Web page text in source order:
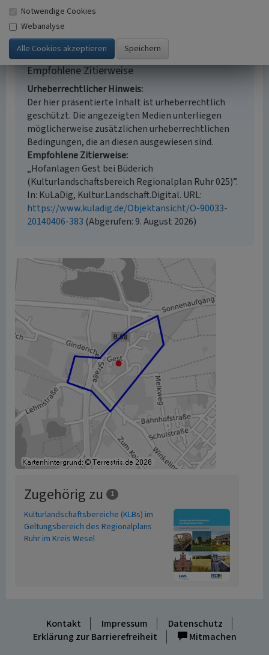
Beginn 2012
Empfohlene Zitierweise
Urheberrechtlicher Hinweis
Der hier präsentierte Inhalt ist urheberrechtlich
geschützt. Die angezeigten Medien unterliegen
möglicherweise zusätzlichen urheberrechtlichen
Bedingungen, die an diesen ausgewiesen sind.
Empfohlene Zitierweise
„Hofanlagen Gest bei Büderich
(Kulturlandschaftsbereich Regionalplan Ruhr 025)”.
In: KuLaDig, Kultur.Landschaft.Digital. URL:
https://www.kuladig.de/Objektansicht/O-90033-
20140406-383 (Abgerufen: 9. August 2026)
Zugehörig zu 1
Kulturlandschaftsbereiche (KLBs) im
Geltungsbereich des Regionalplans
Ruhr im Kreis Wesel
Kontakt Impressum
Datenschutz
Erklärung zur Barrierefreiheit
Mitmachen
Notwendige Cookies
Webanalyse